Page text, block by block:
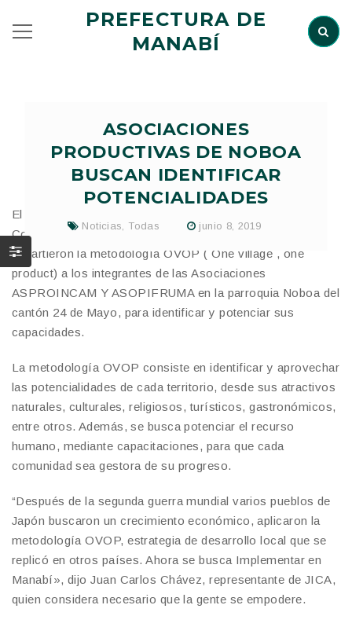
PREFECTURA DE
MANABÍ
ASOCIACIONES
PRODUCTIVAS DE NOBOA
BUSCAN IDENTIFICAR
POTENCIALIDADES
Noticias Todas junio 8, 2019
El Gobierno de Manabí y voluntarios de la Agencia de
Cooperación Técnica de la República de Japón (JICA),
impartieron la metodología OVOP ( One village , one
product) a los integrantes de las Asociaciones
ASPROINCAM Y ASOPIFRUMA en la parroquia Noboa del
cantón 24 de Mayo, para identificar y potenciar sus
capacidades.
La metodología OVOP consiste en identificar y aprovechar
las potencialidades de cada territorio, desde sus atractivos
naturales, culturales, religiosos, turísticos, gastronómicos,
entre otros. Además, se busca potenciar el recurso
humano, mediante capacitaciones, para que cada
comunidad sea gestora de su progreso.
“Después de la segunda guerra mundial varios pueblos de
Japón buscaron un crecimiento económico, aplicaron la
metodología OVOP, estrategia de desarrollo local que se
replicó en otros países. Ahora se busca Implementar en
Manabí», dijo Juan Carlos Chávez, representante de JICA,
quien considera necesario que la gente se empodere.